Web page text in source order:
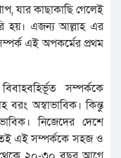
যার কাছাকাছি গেলেই
হয়। এজন্য আল্লাহ এর
এই অপকর্মের প্রথম
সম্পর্ককে
বরং অস্বাভাবিক। কিন্তু
নিজেদের দেশে
এই সম্পর্ককে সহজ ও